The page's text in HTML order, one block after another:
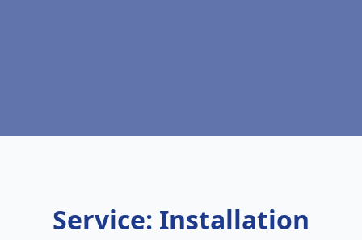
Service: Installation